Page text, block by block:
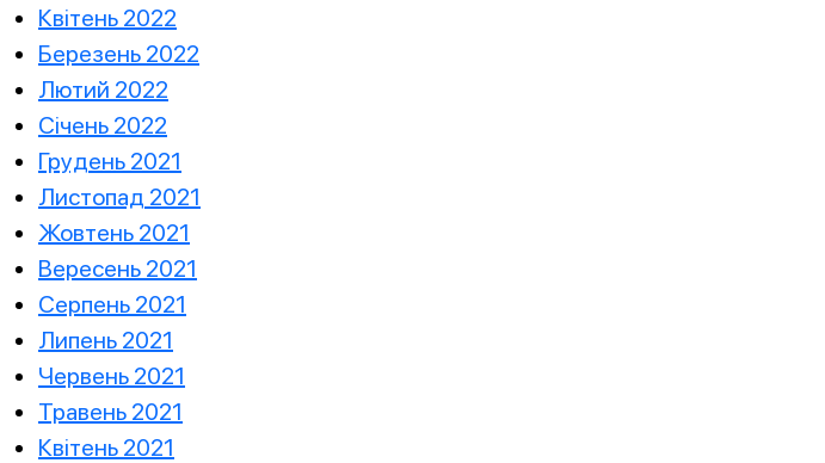
Квітень 2022
Березень 2022
Лютий 2022
Січень 2022
Грудень 2021
Листопад 2021
Жовтень 2021
Вересень 2021
Серпень 2021
Липень 2021
Червень 2021
Травень 2021
Квітень 2021